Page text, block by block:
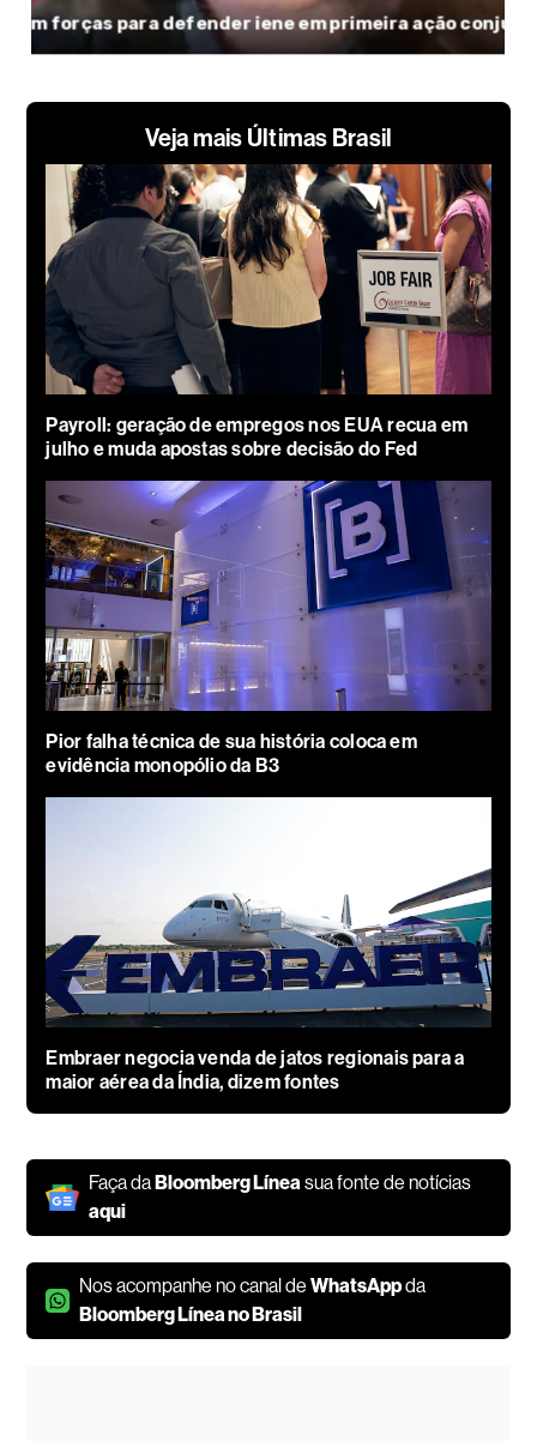
Veja mais Últimas Brasil
Payroll: geração de empregos nos EUA recua em
julho e muda apostas sobre decisão do Fed
Pior falha técnica de sua história coloca em
evidência monopólio da B3
Embraer negocia venda de jatos regionais para a
maior aérea da Índia, dizem fontes
Faça daBloomberg Líneasua fonte de notícias
aqui
Nos acompanhe no canal deWhatsAppda
Bloomberg Línea no Brasil